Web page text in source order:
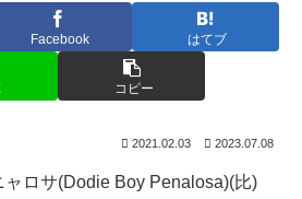
Facebook はてブ
コピー
2021.02.03 2023.07.08
ャロサ(Dodie Boy Penalosa)(比)